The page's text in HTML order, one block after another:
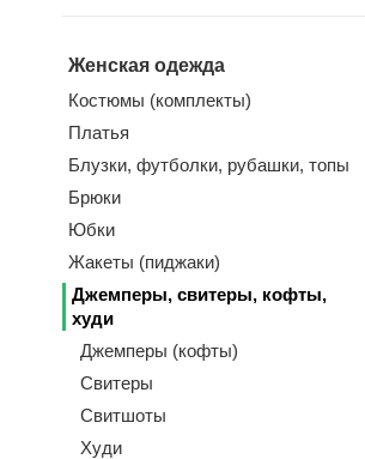
Женская одежда
Костюмы (комплекты)
Платья
Блузки, футболки, рубашки, топы
Брюки
Юбки
Жакеты (пиджаки)
Джемперы, свитеры, кофты,
худи
Джемперы (кофты)
Свитеры
Свитшоты
Худи